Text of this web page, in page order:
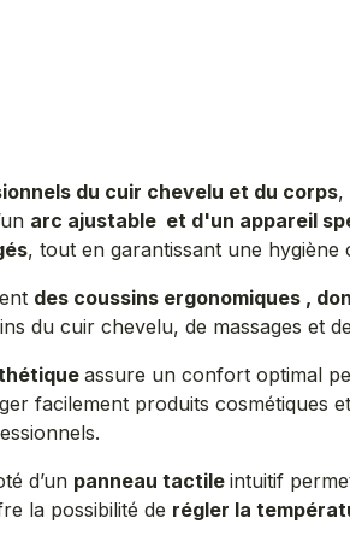
du cuir chevelu et du corps,
arc ajustable et d'un appareil
, tout en garantissant une hygiène
des coussins ergonomiques ,
du cuir chevelu, de massages et
assure un confort optimal
facilement produits cosmétiques
d’un panneau tactile intuitif
la possibilité de régler la